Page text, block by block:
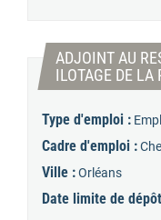
ADJOINT AU
ILOTAGE DE
Type d'emploi :
Cadre d'emploi :
Ville :Orléans
Date limite de